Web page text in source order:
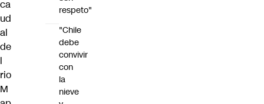
ca
ud
al
de
l
rio
M
respeto"
"Chile
debe
convivir
con
la
nieve